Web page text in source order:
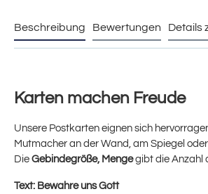
Beschreibung Bewertungen Details
Karten machen Freude
Unsere Postkarten eignen sich
Mutmacher an der Wand, am Spiegel
Die Gebindegröße, Mengegibt die Anzahl
Text: Bewahre uns Gott